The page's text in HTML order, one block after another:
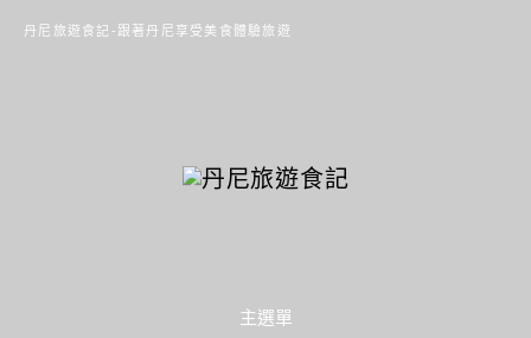
丹尼旅遊食記-跟著丹尼享受美食體驗旅遊
主選單